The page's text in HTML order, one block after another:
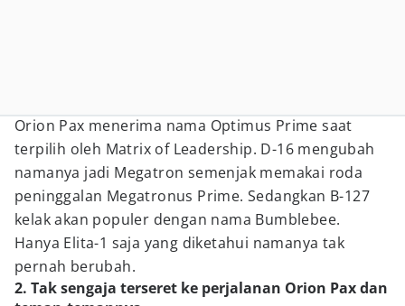
Orion Pax menerima nama Optimus Prime saat
terpilih oleh Matrix of Leadership. D-16 mengubah
namanya jadi Megatron semenjak memakai roda
peninggalan Megatronus Prime. Sedangkan B-127
kelak akan populer dengan nama Bumblebee.
Hanya Elita-1 saja yang diketahui namanya tak
pernah berubah.
2. Tak sengaja terseret ke perjalanan Orion Pax dan